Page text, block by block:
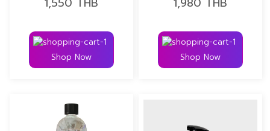
Shop Now Shop Now